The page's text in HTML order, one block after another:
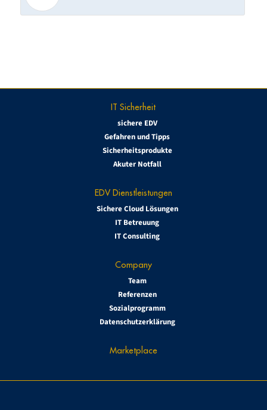
IT Sicherheit
sichere EDV
Gefahren und Tipps
Sicherheitsprodukte
Akuter Notfall
EDV Dienstleistungen
Sichere Cloud Lösungen
IT Betreuung
IT Consulting
Company
Team
Referenzen
Sozialprogramm
Datenschutzerklärung
Marketplace